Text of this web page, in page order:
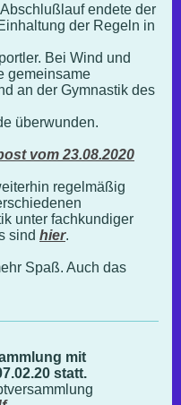
endete der
der Regeln in
Bei Wind und
gemeinsame
an der Gymnastik des
überwunden.
vom 23.08.2020
regelmäßig
unter fachkundiger
sind hier.
Spaß. Auch das
mit
statt.